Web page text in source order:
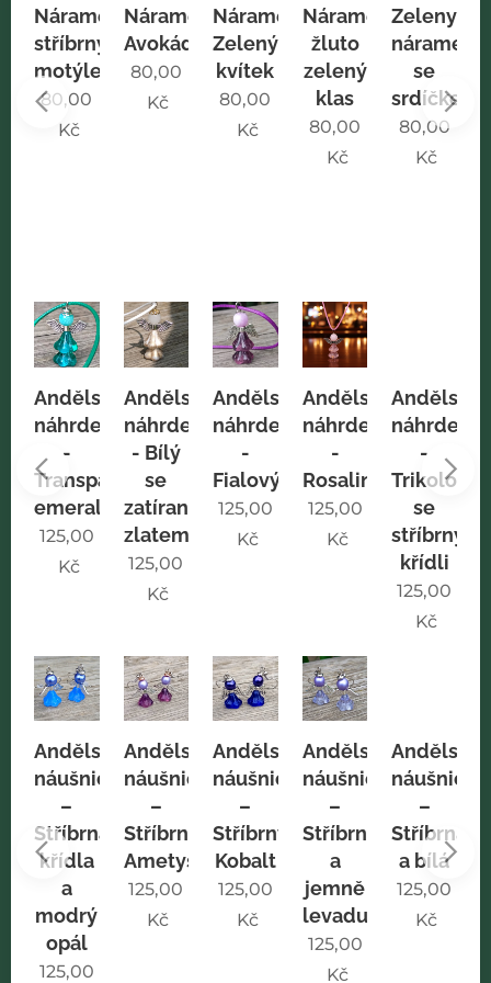
Náramek
stříbrný
motýlek
80,00
Kč
Náramek
Avokádo
80,00
Kč
Náramek
Zelený
kvítek
80,00
Kč
Náramek
žluto
zelený
klas
80,00
Kč
Zeleny
náramek
se
srdíčkem
80,00
Kč
Andělský
náhrdelník
-
Transparentní
emerald
125,00
Kč
Andělský
náhrdelník
- Bílý
se
zatíraným
zlatem
125,00
Kč
Andělský
náhrdelník
-
Fialový
125,00
Kč
Andělský
náhrdelník
-
Rosaline
125,00
Kč
Andělský
-
Trikolora
se
stříbrnými
křídli
125,00
Kč
Andělské
náušnice
–
Stříbrná
křídla
a
modrý
opál
125,00
Andělské
náušnice
–
Stříbrná
Ametyst
125,00
Kč
Andělské
náušnice
–
Stříbrný
Kobalt
125,00
Kč
Andělské
náušnice
–
Stříbrná
a
jemně
levadulová
125,00
Kč
Andělské
náušnice
–
Stříbrná
a bílá
125,00
Kč